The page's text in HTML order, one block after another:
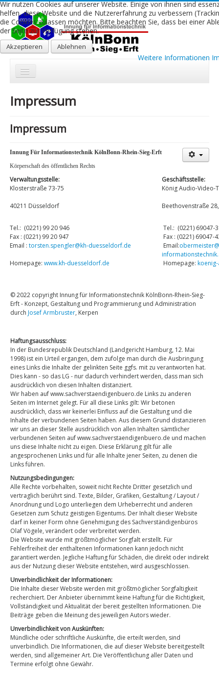
Aktuelles
Über uns
Leistungen
Ausbildung
Fachbetriebe
Kontakt
Links
Datenschutz
Impressum
Impressum
Impressum
Innung Für Informationstechnik KölnBonn-Rhein-Sieg-Erft
Körperschaft des öffentlichen Rechts
Verwaltungsstelle:
Geschäftsstelle:
Klosterstraße 73-75
König Audio-Video-
40211 Düsseldorf Beethovenstraße
Tel.: (0221) 99 20 946
Tel.: (0221) 69047-3
Fax : (0221) 99 20 947
Fax : (0221) 69047-
Email : torsten.spengler@kh-duesseldorf.de Email:
Homepage: www.kh-duesseldorf.de Homepage:
© 2022 copyright Innung für Informationstechnik KölnBonn-Rhein-Sieg-
Erft - Konzept, Gestaltung und Programmierung und Administration
durch Josef Armbruster, Kerpen
Haftungsausschluss:
In der Bundesrepublik Deutschland (Landgericht Hamburg, 12. Mai
1998) ist ein Urteil ergangen, dem zufolge man durch die Ausbringung
eines Links die Inhalte der gelinkten Seite ggfs. mit zu verantworten hat.
Dies kann - so das LG - nur dadurch verhindert werden, dass man sich
ausdrücklich von diesen Inhalten distanziert.
Wir haben auf www.sachverstaendigenbuero.de Links zu anderen
Seiten im Internet gelegt. Für all diese Links gilt: Wir betonen
ausdrücklich, dass wir keinerlei Einfluss auf die Gestaltung und die
Inhalte der verbundenen Seiten haben. Aus diesem Grund distanzieren
wir uns an dieser Stelle ausdrücklich von allen Inhalten sämtlicher
verbundenen Seiten auf www.sachverstaendigenbuero.de und machen
uns diese Inhalte nicht zu eigen. Diese Erklärung gilt für alle
angesprochenen Links und für alle Inhalte jener Seiten, zu denen die
Links führen.
Nutzungsbedingungen:
Alle Rechte vorbehalten, soweit nicht Rechte Dritter gesetzlich und
vertraglich berührt sind. Texte, Bilder, Grafiken, Gestaltung / Layout /
Anordnung und Logo unterliegen dem Urheberrecht und anderen
Gesetzen zum Schutz geistigen Eigentums. Der Inhalt dieser Website
darf in keiner Form ohne Genehmigung des Sachverständigenbüros
Olaf Vögele, verändert oder verbreitet werden.
Die Website wurde mit größtmöglicher Sorgfalt erstellt. Für
Fehlerfreiheit der enthaltenen Informationen kann jedoch nicht
garantiert werden. Jegliche Haftung für Schäden, die direkt oder indirekt
aus der Nutzung dieser Website entstehen, wird ausgeschlossen.
Unverbindlichkeit der Informationen:
Die Inhalte dieser Website werden mit größtmöglicher Sorgfaltigkeit
recherchiert. Der Anbieter übernimmt keine Haftung für die Richtigkeit,
Vollständigkeit und Aktualität der bereit gestellten Informationen. Die
Beiträge geben die Meinung des jeweiligen Autors wieder.
Unverbindlichkeit von Auskünften:
Mündliche oder schriftliche Auskünfte, die erteilt werden, sind
unverbindlich. Die Informationen, die auf dieser Website bereitgestellt
werden, sind allgemeiner Art. Die Veröffentlichung aller Daten und
Termine erfolgt ohne Gewähr.
Wir nutzen Cookies auf unserer Website. Einige von ihnen sind
helfen, diese Website und die Nutzererfahrung zu verbessern
die Cookies zulassen möchten. Bitte beachten Sie, dass bei einer
der Seite zur Verfügung stehen.
Akzeptieren Ablehnen
Weitere Informationen